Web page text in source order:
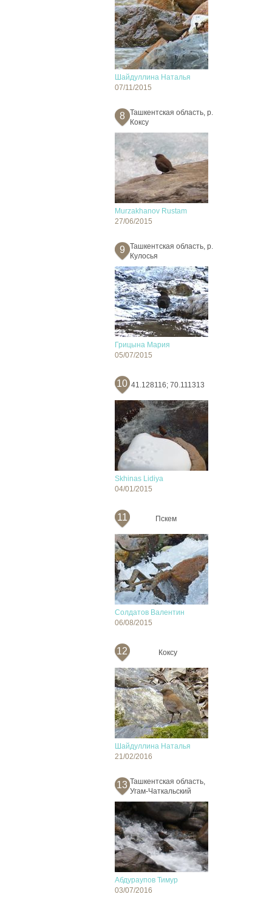
Шайдуллина Наталья
07/11/2015
8
Ташкентская область, р.
Коксу
Murzakhanov Rustam
27/06/2015
9
Ташкентская область, р.
Кулосья
Грицына Мария
05/07/2015
10 41.128116; 70.111313
Skhinas Lidiya
04/01/2015
11 Пскем
Солдатов Валентин
06/08/2015
12 Коксу
Шайдуллина Наталья
21/02/2016
13 Ташкентская область,
Угам-Чаткальский
Абдураупов Тимур
03/07/2016